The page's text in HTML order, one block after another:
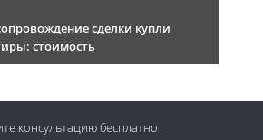
сделки купли
стоимость
консультациюбесплатно